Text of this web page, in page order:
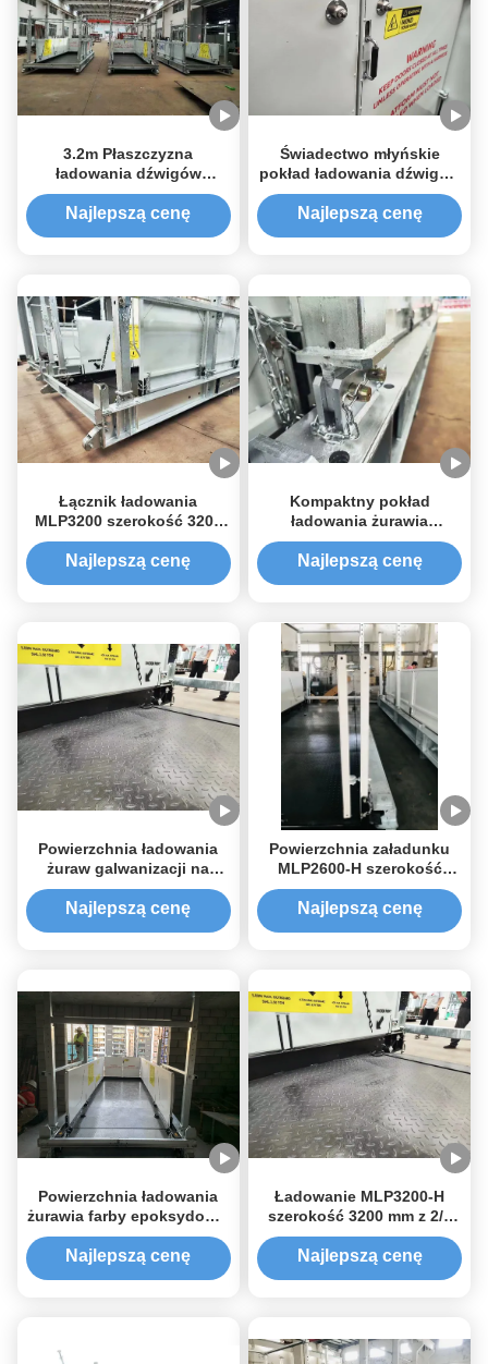
3.2m Płaszczyzna
ładowania dźwigów
MLP2200 Szerokość
2200mm Certyfikat pełnego
Najlepszą cenę
Świadectwo młyńskie
pokład ładowania dźwigów
MLP2600 szerokość 2600
mm farba epoksydowa
Najlepszą cenę
Łącznik ładowania
MLP3200 szerokość 3200
mm
Najlepszą cenę
Kompaktny pokład
ładowania żurawia
MLP4200 szerokość 4200
mm Easy Pull System
Najlepszą cenę
Powierzchnia ładowania
żuraw galwanizacji na
gorąco MLP2200-H
Szerokość 2200 mm
Najlepszą cenę
Powierzchnia załadunku
MLP2600-H szerokość
2600mm
Najlepszą cenę
Powierzchnia ładowania
żurawia farby epoksydowej
MLP2800-H Szerokość
2800 mm
Najlepszą cenę
Ładowanie MLP3200-H
szerokość 3200 mm z 2/4
rekwizytów
Najlepszą cenę